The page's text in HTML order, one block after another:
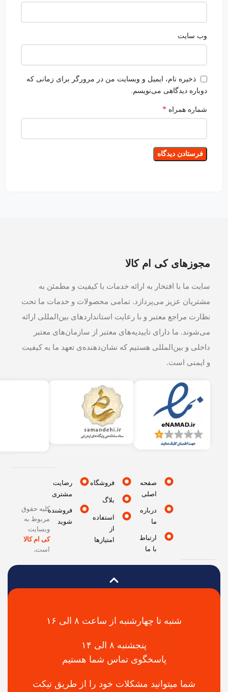
وب‌ سایت
ذخیره نام، ایمیل و وبسایت من در مرورگر برای زمانی که
دوباره دیدگاهی می‌نویسم.
شماره همراه*
مجوزهای کی ام کالا
سایت ما با افتخار به ارائه خدمات با کیفیت و مطمئن به
مشتریان عزیز می‌پردازد. تمامی محصولات و خدمات ما تحت
نظارت مراجع معتبر و با رعایت استانداردهای بین‌المللی ارائه
می‌شوند. ما دارای تاییدیه‌های معتبر از سازمان‌های معتبر
داخلی و بین‌المللی هستیم که نشان‌دهنده‌ی تعهد ما به کیفیت
و ایمنی است.
شنبه تا چهارشنبه از ساعت ۸ الی ۱۶
پنجشنبه ۸ الی ۱۴
پاسخگوی تماس شما هستیم
شما میتوانید مشکلات خود را از طریق تیکت
صفحه
اصلی
درباره
ارتباط
فروشگاه
بلاگ
استفاده
امتیازها
رضایت
مشتری
فروشندهکلیه حقوق
مربوط به
وبسایت
کی ام کالا
.